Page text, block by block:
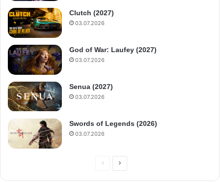
Clutch (2027)
03.07.2026
God of War: Laufey (2027)
03.07.2026
Senua (2027)
03.07.2026
Swords of Legends (2026)
03.07.2026